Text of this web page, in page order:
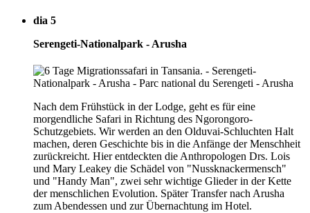
dia 5
Serengeti-Nationalpark - Arusha
Nach dem Frühstück in der Lodge, geht es für eine
morgendliche Safari in Richtung des Ngorongoro-
Schutzgebiets. Wir werden an den Olduvai-Schluchten Halt
machen, deren Geschichte bis in die Anfänge der Menschheit
zurückreicht. Hier entdeckten die Anthropologen Drs. Lois
und Mary Leakey die Schädel von "Nussknackermensch"
und "Handy Man", zwei sehr wichtige Glieder in der Kette
der menschlichen Evolution. Später Transfer nach Arusha
zum Abendessen und zur Übernachtung im Hotel.